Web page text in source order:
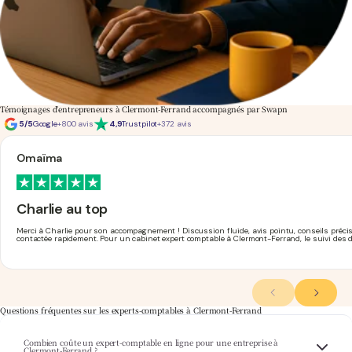
Témoignages d'entrepreneurs à Clermont-Ferrand accompagnés par Swapn
5/5Google+800 avis 4,9Trustpilot+372 avis
Omaïma
Charlie au top
Merci à Charlie pour son accompagnement ! Discussion fluide, avis pointu, conseils
contactée rapidement. Pour un cabinet expert comptable à Clermont-Ferrand, le suivi des
Questions fréquentes sur les experts-comptables à Clermont-Ferrand
Combien coûte un expert-comptable en ligne pour une entreprise à
Swapn propose un accompagnement comptable complet à partir de 29€ HT/mois, pour